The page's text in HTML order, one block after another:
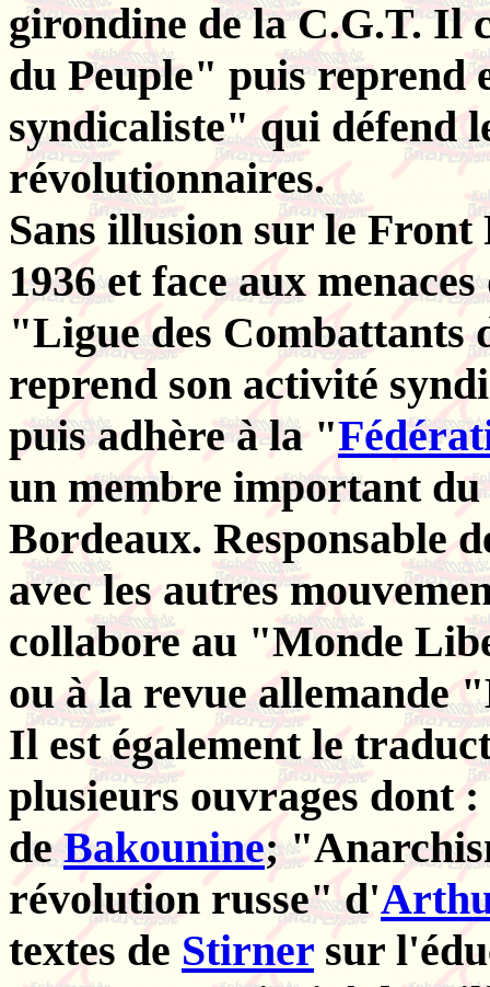
girondine de la C.G.T.
du Peuple" puis reprend
syndicaliste" qui défend
révolutionnaires.
Sans illusion sur le Front
1936 et face aux
"Ligue des Combattants
reprend son activité
puis adhère à la "
un membre important
Bordeaux. Responsable
avec les autres
collabore au "Monde
ou à la revue allemande
Il est également le
plusieurs ouvrages dont
deBakounine;
révolution russe" d'
textes de Stirner sur